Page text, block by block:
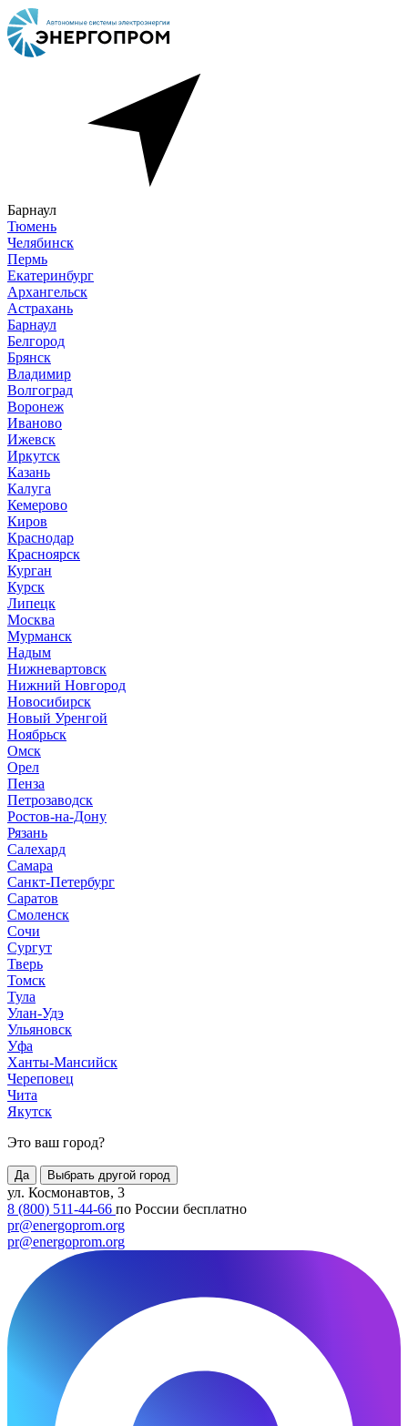
Барнаул
Тюмень
Челябинск
Пермь
Екатеринбург
Архангельск
Астрахань
Барнаул
Белгород
Брянск
Владимир
Волгоград
Воронеж
Иваново
Ижевск
Иркутск
Казань
Калуга
Кемерово
Киров
Краснодар
Красноярск
Курган
Курск
Липецк
Москва
Мурманск
Надым
Нижневартовск
Нижний Новгород
Новосибирск
Новый Уренгой
Ноябрьск
Омск
Орел
Пенза
Петрозаводск
Ростов-на-Дону
Рязань
Салехард
Самара
Санкт-Петербург
Саратов
Смоленск
Сочи
Сургут
Тверь
Томск
Тула
Улан-Удэ
Ульяновск
Уфа
Ханты-Мансийск
Череповец
Чита
Якутск
Это ваш город?
Да Выбрать другой город
ул. Космонавтов, 3
8 (800) 511-44-66 по России бесплатно
pr@energoprom.org
pr@energoprom.org